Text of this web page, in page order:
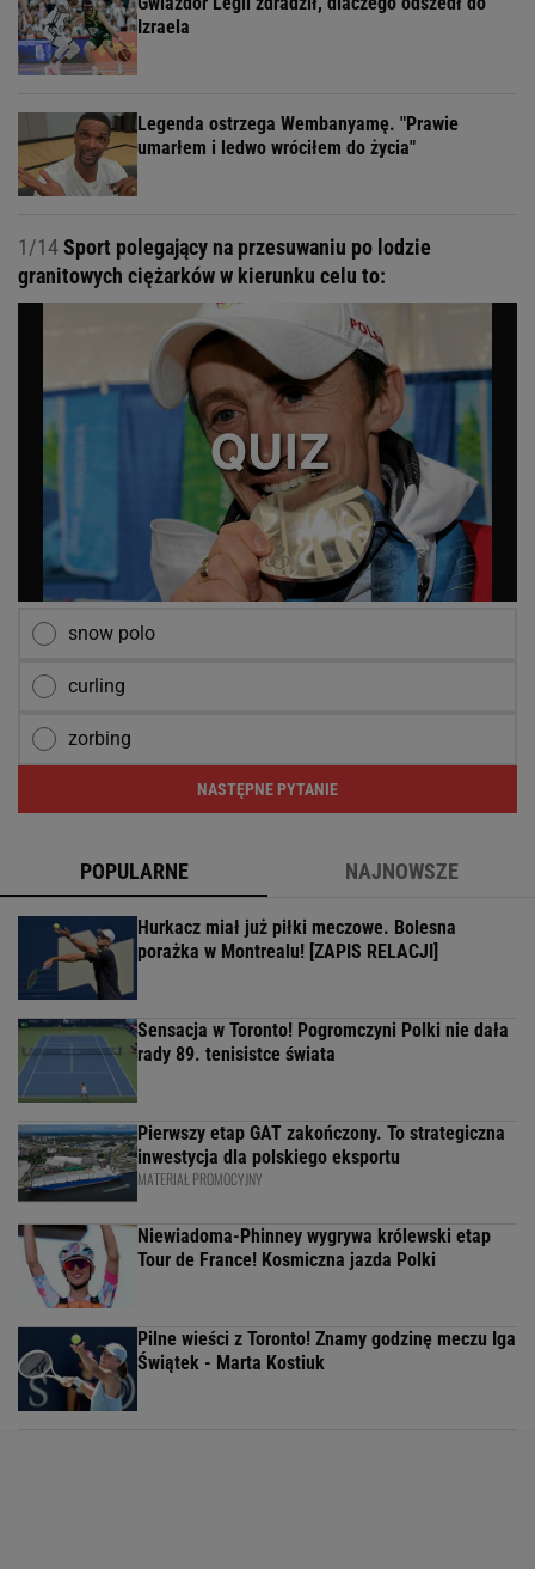
Izraela
Legenda ostrzega Wembanyamę. "Prawie
umarłem i ledwo wróciłem do życia"
1/14Sport polegający na przesuwaniu po lodzie
granitowych ciężarków w kierunku celu to:
snow polo
curling
zorbing
NASTĘPNE PYTANIE
POPULARNE NAJNOWSZE
Hurkacz miał już piłki meczowe. Bolesna
porażka w Montrealu! [ZAPIS RELACJI]
Sensacja w Toronto! Pogromczyni Polki nie dała
rady 89. tenisistce świata
Pierwszy etap GAT zakończony. To strategiczna
inwestycja dla polskiego eksportu
MATERIAŁ PROMOCYJNY
Niewiadoma-Phinney wygrywa królewski etap
Tour de France! Kosmiczna jazda Polki
Pilne wieści z Toronto! Znamy godzinę meczu Iga
Świątek - Marta Kostiuk